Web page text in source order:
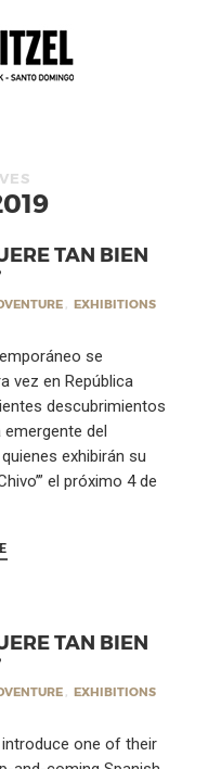
TAN BIEN
, EXHIBITIONS
se
vez en República
descubrimientos
del
exhibirán su
el próximo 4 de
TAN BIEN
, EXHIBITIONS
introduce one of their